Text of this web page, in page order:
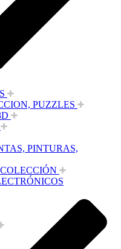
PUZZLES
PINTURAS,